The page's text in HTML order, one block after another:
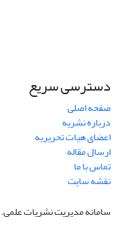
دسترسی سریع
صفحه اصلی
درباره نشریه
اعضای هیات تحریریه
ارسال مقاله
تماس با ما
نقشه سایت
سامانه مدیریت نشریات علمی.